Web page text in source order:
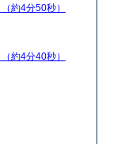
（約4分50秒）
（約4分40秒）